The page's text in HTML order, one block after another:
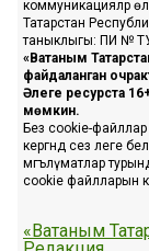
коммуникацияләр
Татарстан
таныклыгы: ПИ №
«Ватаным
файдаланган
Әлеге ресурста 16+
мөмкин.
Без cookie-
кергәндә сез әлеге
мәгълүматлар
cookie файлларын
«Ватаным